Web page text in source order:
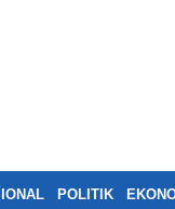
POLITIK